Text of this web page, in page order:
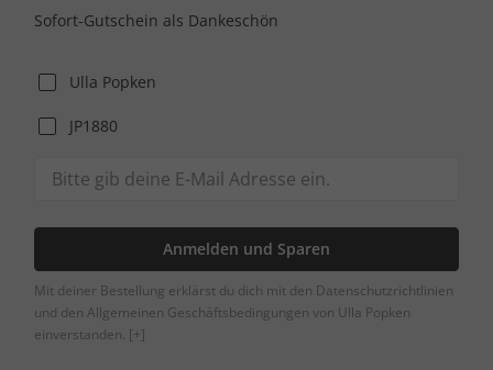
Sofort-Gutschein als Dankeschön
Ulla Popken
JP1880
Anmelden und Sparen
Mit deiner Bestellung erklärst du dich mit den Datenschutzrichtlinien
und den Allgemeinen Geschäftsbedingungen von Ulla Popken
einverstanden. [+]